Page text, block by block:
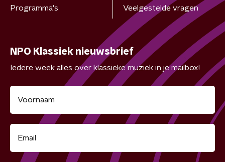
Programma's Veelgestelde vragen
NPO Klassiek nieuwsbrief
Iedere week alles over klassieke muziek in je mailbox!